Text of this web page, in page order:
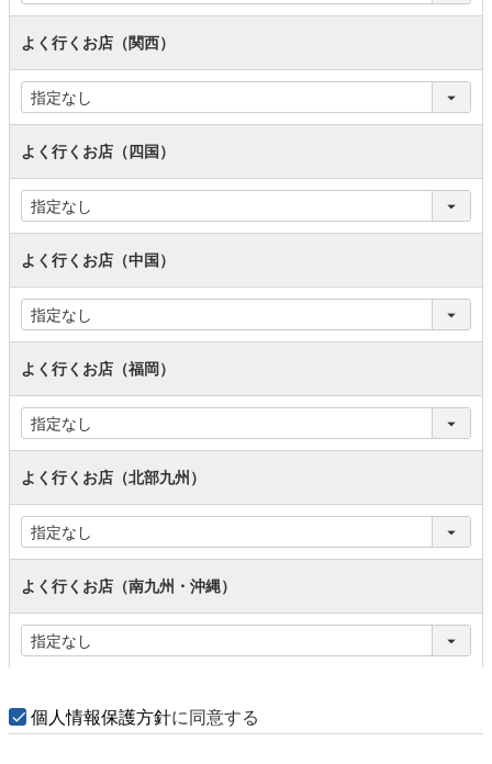
よく行くお店（関西）
よく行くお店（四国）
よく行くお店（中国）
よく行くお店（福岡）
よく行くお店（北部九州）
よく行くお店（南九州・沖縄）
個人情報保護方針に同意する